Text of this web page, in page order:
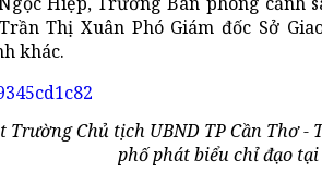
Thị Xuân Phó Giám đốc Sở
khác.
Trường Chủ tịch UBND TP Cần Thơ
phố phát biểu chỉ đạo